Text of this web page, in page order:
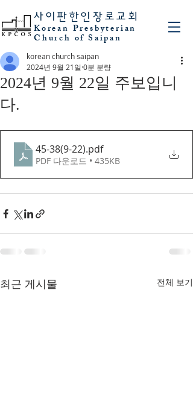
사이판 한인장로교회
Korean Presbyterian
Church of Saipan
2024년 9월 22일 주보입니
다.
korean church saipan
2024년 9월 21일 0분 분량
45-38(9-22).pdf
PDF 다운로드 • 435KB
최근 게시물 전체 보기